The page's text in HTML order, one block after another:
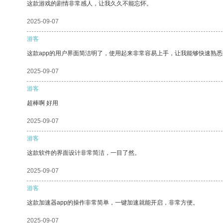
这款游戏的剧情非常感人，让我久久不能忘怀。
2025-09-07
游客
这款app的用户界面简洁明了，使用起来非常容易上手，让我能够快速熟
2025-09-07
游客
超棒啊 好用
2025-09-07
游客
这款软件的界面设计非常简洁，一目了然。
2025-09-07
游客
这款加速器app的操作非常简单，一键加速就能开启，非常方便。
2025-09-07